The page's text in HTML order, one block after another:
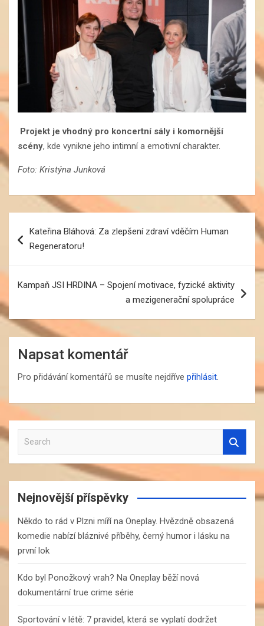
Projekt je vhodný pro koncertní sály i komornější
scény, kde vynikne jeho intimní a emotivní charakter.
Foto: Kristýna Junková
proKateřina Bláhová: Za zlepšení zdraví vděčím Human
Regeneratoru!
Kampaň JSI HRDINA – Spojení motivace, fyzické aktivity
a mezigenerační spolupráce
Napsat komentář
Pro přidávání komentářů se musíte nejdříve přihlásit.
a
r
c
Nejnovější příspěvky
Někdo to rád v Plzni míří na Oneplay. Hvězdně obsazená
komedie nabízí bláznivé příběhy, černý humor i lásku na
první lok
Kdo byl Ponožkový vrah? Na Oneplay běží nová
dokumentární true crime série
Sportování v létě: 7 pravidel, která se vyplatí dodržet